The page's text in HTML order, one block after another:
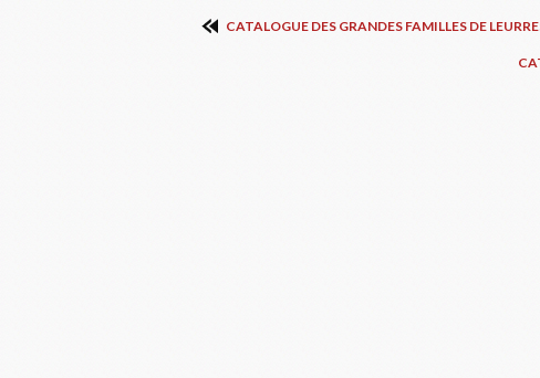
CATALOGUE DES GRANDES FAMILLES DE